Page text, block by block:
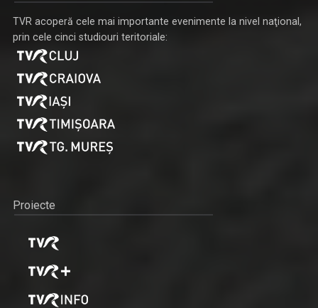
TVR acoperă cele mai importante evenimente la nivel naţional,
prin cele cinci studiouri teritoriale:
Proiecte